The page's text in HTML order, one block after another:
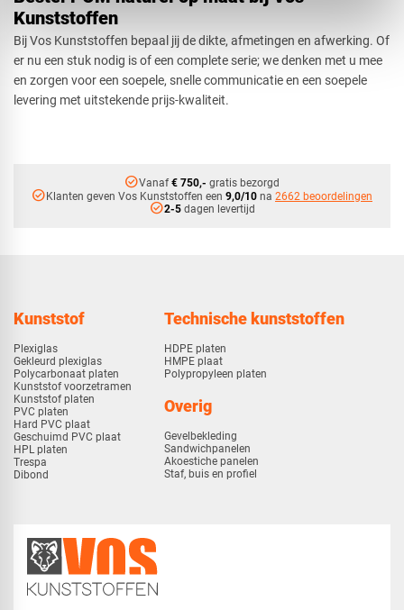
Kunststoffen
Bij Vos Kunststoffen bepaal jij de dikte, afmetingen en afwerking. Of
er nu een stuk nodig is of een complete serie; we denken met u mee
en zorgen voor een soepele, snelle communicatie en een soepele
levering met uitstekende prijs-kwaliteit.
check_circleVanaf€ 750,- gratis bezorgd
check_circleKlanten geven Vos Kunststoffen een 9,0/10 na 2662 beoordelingen
check_circle2-5dagen levertijd
Kunststof
Plexiglas
Gekleurd plexiglas
Polycarbonaat platen
Kunststof voorzetramen
Kunststof platen
PVC platen
Hard PVC plaat
Geschuimd PVC plaat
HPL platen
Trespa
Dibond
Technische kunststoffen
HDPE platen
HMPE plaat
Polypropyleen platen
Overig
Gevelbekleding
Sandwichpanelen
Akoestiche panelen
Staf, buis en profiel